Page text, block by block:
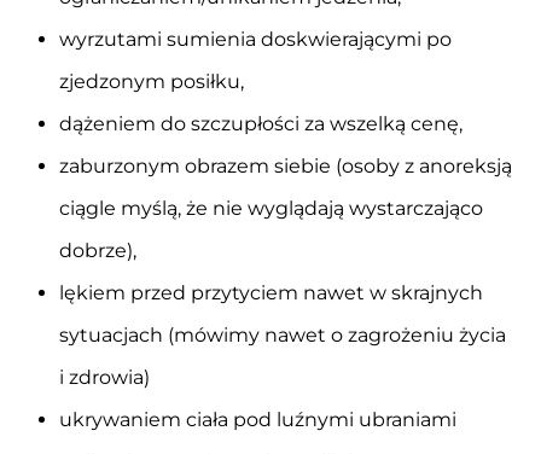
wyrzutami sumienia doskwierającymi po
zjedzonym posiłku,
dążeniem do szczupłości za wszelką cenę,
zaburzonym obrazem siebie (osoby z anoreksją
ciągle myślą, że nie wyglądają wystarczająco
dobrze),
lękiem przed przytyciem nawet w skrajnych
sytuacjach (mówimy nawet o zagrożeniu życia
i zdrowia)
ukrywaniem ciała pod luźnymi ubraniami